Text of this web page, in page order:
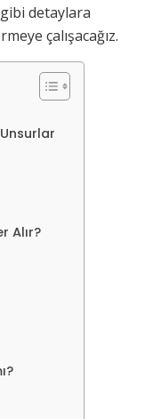
detaylara
çalışacağız.
Alır?